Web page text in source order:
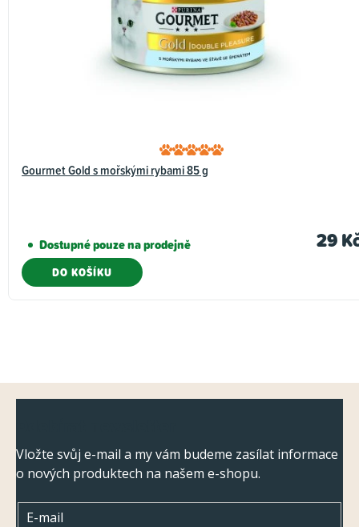
Gourmet Gold s mořskými rybami 85 g
Dostupné pouze na prodejně 29
DO KOŠÍKU
Vložte svůj e-mail a my vám budeme zasílat informace
o nových produktech na našem e-shopu.
E-mail